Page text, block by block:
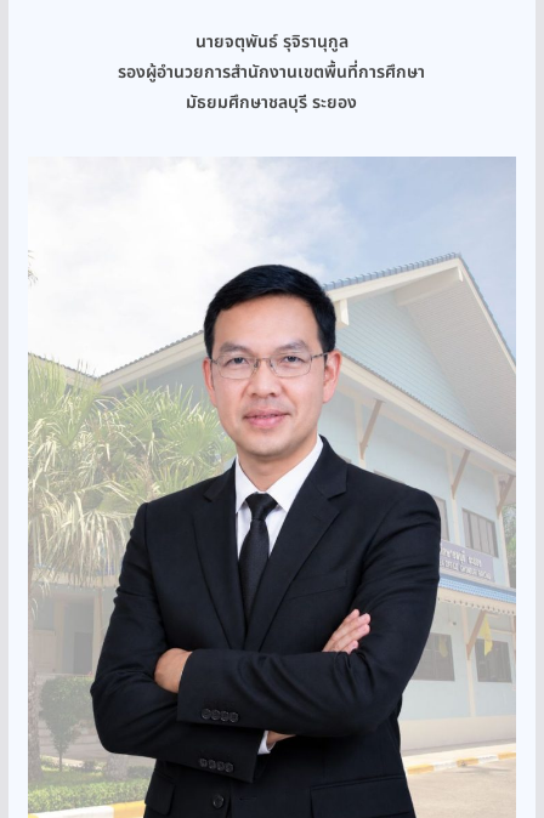
นายจตุพันธ์ รุจิรานุกูล
รองผู้อำนวยการสำนักงานเขตพื้นที่การศึกษา
มัธยมศึกษาชลบุรี ระยอง